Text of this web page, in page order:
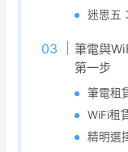
迷思五
筆電與
第一步
筆電租
WiFi租
精明選